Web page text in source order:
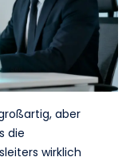
aber
die
wirklich